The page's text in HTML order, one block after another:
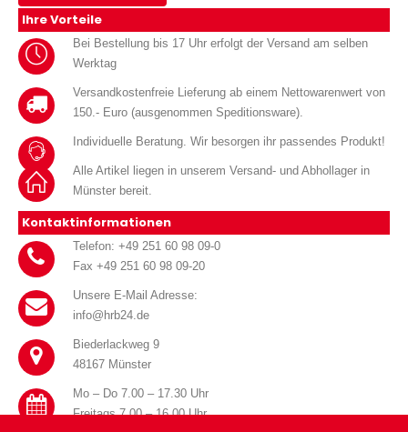
Ihre Vorteile
Bei Bestellung bis 17 Uhr erfolgt der Versand am selben
Werktag
Versandkostenfreie Lieferung ab einem Nettowarenwert von
150.- Euro (ausgenommen Speditionsware).
Individuelle Beratung. Wir besorgen ihr passendes Produkt!
Alle Artikel liegen in unserem Versand- und Abhollager in
Münster bereit.
Kontaktinformationen
Telefon: +49 251 60 98 09-0
Fax +49 251 60 98 09-20
Unsere E-Mail Adresse:
info@hrb24.de
Biederlackweg 9
48167 Münster
Mo – Do 7.00 – 17.30 Uhr
Freitags 7.00 – 16.00 Uhr